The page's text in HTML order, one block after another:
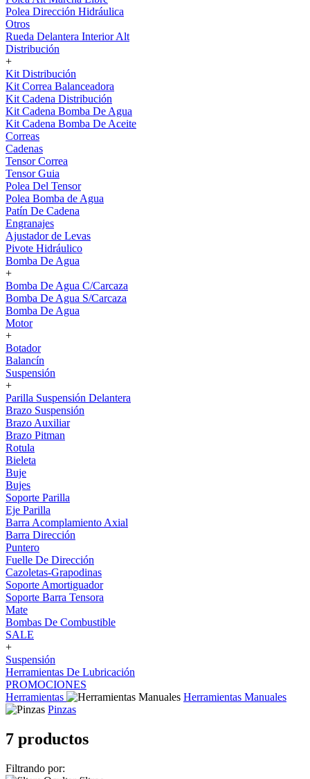
Polea Dirección Hidráulica
Otros
Rueda Delantera Interior Alt
Distribución
+
Kit Distribución
Kit Correa Balanceadora
Kit Cadena Distribución
Kit Cadena Bomba De Agua
Kit Cadena Bomba De Aceite
Correas
Cadenas
Tensor Correa
Tensor Guia
Polea Del Tensor
Polea Bomba de Agua
Patín De Cadena
Engranajes
Ajustador de Levas
Pivote Hidráulico
Bomba De Agua
+
Bomba De Agua C/Carcaza
Bomba De Agua S/Carcaza
Bomba De Agua
Motor
+
Botador
Balancín
Suspensión
+
Parilla Suspensión Delantera
Brazo Suspensión
Brazo Auxiliar
Brazo Pitman
Rotula
Bieleta
Buje
Bujes
Soporte Parilla
Eje Parilla
Barra Acomplamiento Axial
Barra Dirección
Puntero
Fuelle De Dirección
Cazoletas-Grapodinas
Soporte Amortiguador
Soporte Barra Tensora
Mate
Bombas De Combustible
SALE
+
Suspensión
Herramientas De Lubricación
PROMOCIONES
Herramientas
Herramientas Manuales
Pinzas
7 productos
Filtrando por: